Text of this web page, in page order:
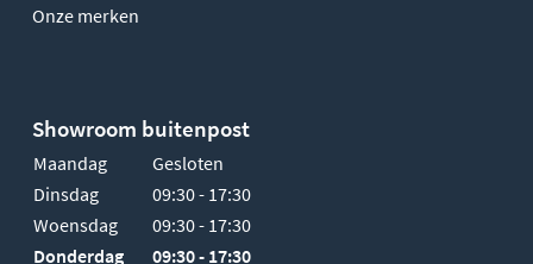
Onze merken
Showroom buitenpost
Maandag
Gesloten
Dinsdag
09:30 - 17:30
Woensdag
09:30 - 17:30
Donderdag
09:30 - 17:30